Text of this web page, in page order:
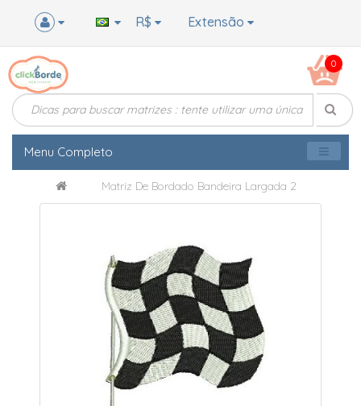
Extensão
R$
0
Menu Completo
Matriz De Bordado Bandeira Largada 2